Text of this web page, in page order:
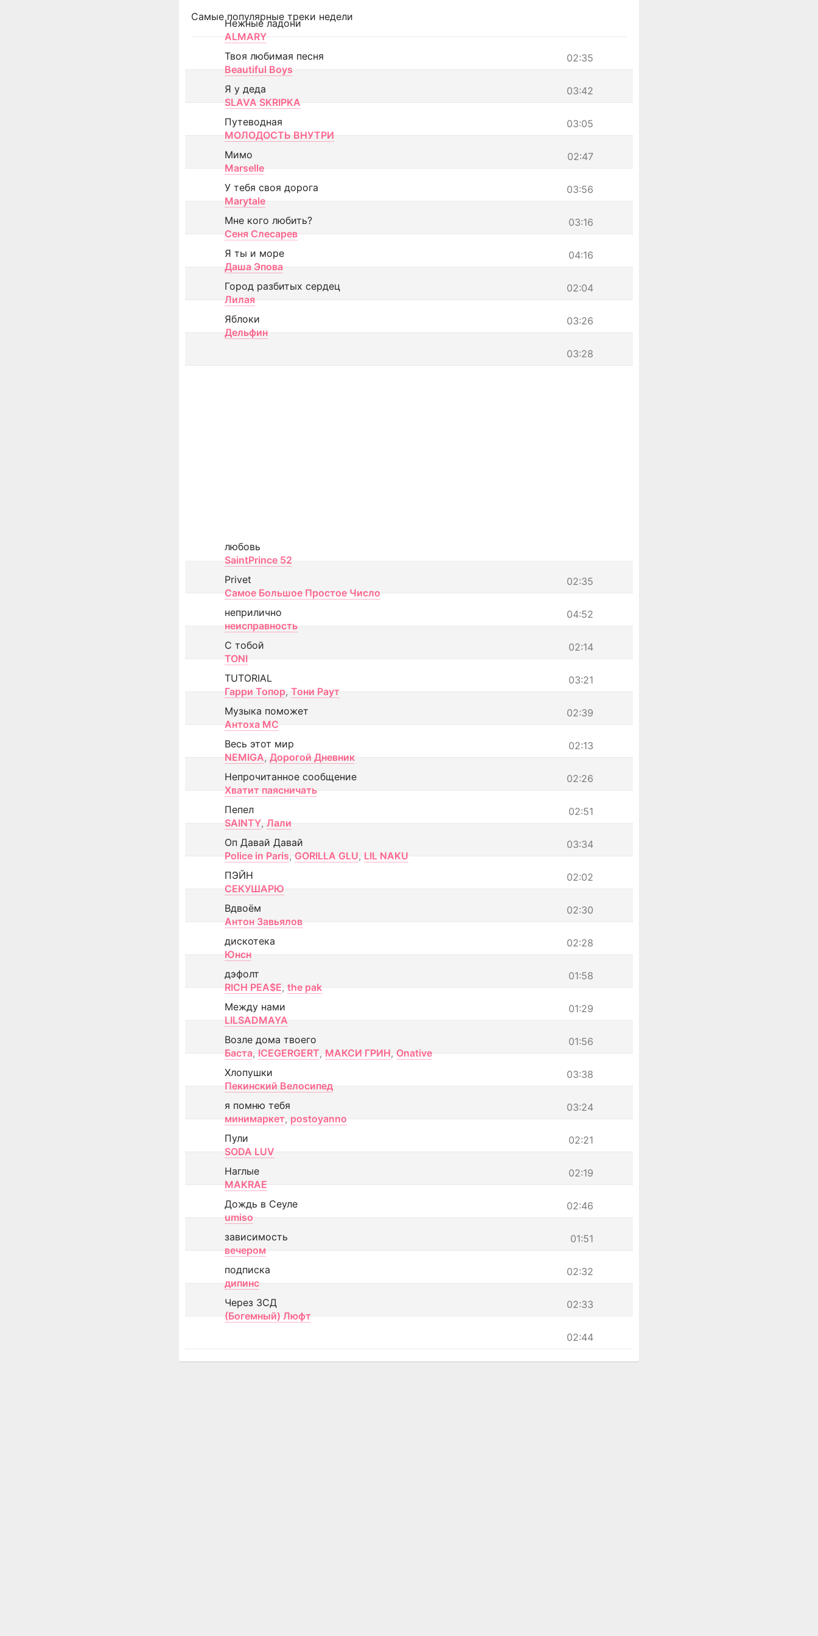
Самые популярные треки недели
Нежные ладони
ALMARY
02:35
Твоя любимая песня
Beautiful Boys
03:42
Я у деда
SLAVA SKRIPKA
03:05
Путеводная
МОЛОДОСТЬ ВНУТРИ
02:47
Мимо
Marselle
03:56
У тебя своя дорога
Marytale
03:16
Мне кого любить?
Сеня Слесарев
04:16
Я ты и море
Даша Эпова
02:04
Город разбитых сердец
Лилая
03:26
Яблоки
Дельфин
03:28
любовь
SaintPrince 52
02:35
Privet
Самое Большое Простое Число
04:52
неприлично
неисправность
02:14
С тобой
TONI
03:21
TUTORIAL
Гарри Топор, Тони Раут
02:39
Музыка поможет
Антоха МС
02:13
Весь этот мир
NEMIGA, Дорогой Дневник
02:26
Непрочитанное сообщение
Хватит паясничать
02:51
Пепел
SAINTY, Лали
03:34
Оп Давай Давай
Police in Paris, GORILLA GLU, LIL NAKU
02:02
ПЭЙН
СЕКУШАРЮ
02:30
Вдвоём
Антон Завьялов
02:28
дискотека
Юнсн
01:58
дэфолт
RICH PEA$E, the pak
01:29
Между нами
LILSADMAYA
01:56
Возле дома твоего
Баста, ICEGERGERT, МАКСИ ГРИН, Onative
03:38
Хлопушки
Пекинский Велосипед
03:24
я помню тебя
минимаркет, postoyanno
02:21
Пули
SODA LUV
02:19
Наглые
MAKRAE
02:46
Дождь в Сеуле
umiso
01:51
зависимость
вечером
02:32
подписка
дипинс
02:33
Через ЗСД
(Богемный) Люфт
02:44